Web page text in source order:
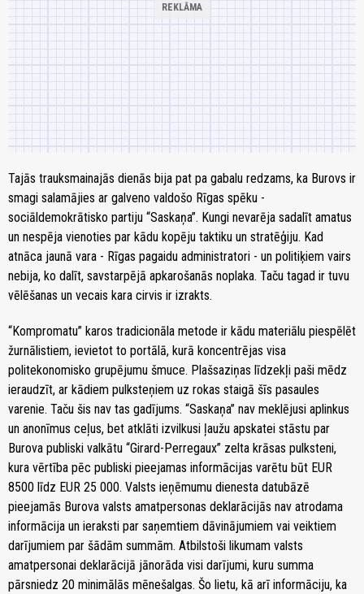
Tajās trauksmainajās dienās bija pat pa gabalu redzams, ka Burovs ir
smagi salamājies ar galveno valdošo Rīgas spēku -
sociāldemokrātisko partiju “Saskaņa”. Kungi nevarēja sadalīt amatus
un nespēja vienoties par kādu kopēju taktiku un stratēģiju. Kad
atnāca jaunā vara - Rīgas pagaidu administratori - un politiķiem vairs
nebija, ko dalīt, savstarpējā apkarošanās noplaka. Taču tagad ir tuvu
vēlēšanas un vecais kara cirvis ir izrakts.
“Kompromatu” karos tradicionāla metode ir kādu materiālu piespēlēt
žurnālistiem, ievietot to portālā, kurā koncentrējas visa
politekonomisko grupējumu šmuce. Plašsaziņas līdzekļi paši mēdz
ieraudzīt, ar kādiem pulksteņiem uz rokas staigā šīs pasaules
varenie. Taču šis nav tas gadījums. “Saskaņa” nav meklējusi aplinkus
un anonīmus ceļus, bet atklāti izvilkusi ļaužu apskatei stāstu par
Burova publiski valkātu “Girard-Perregaux” zelta krāsas pulksteni,
kura vērtība pēc publiski pieejamas informācijas varētu būt EUR
8500 līdz EUR 25 000. Valsts ieņēmumu dienesta datubāzē
pieejamās Burova valsts amatpersonas deklarācijās nav atrodama
informācija un ieraksti par saņemtiem dāvinājumiem vai veiktiem
darījumiem par šādām summām. Atbilstoši likumam valsts
amatpersonai deklarācijā jānorāda visi darījumi, kuru summa
pārsniedz 20 minimālās mēnešalgas. Šo lietu, kā arī informāciju, ka